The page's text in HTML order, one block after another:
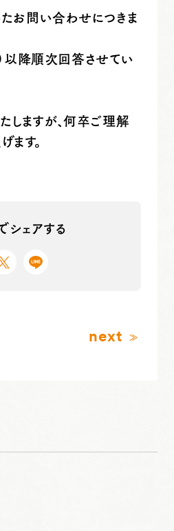
お問い合わせにつきま
以降順次回答させてい
しますが、何卒ご理解
ます。
シェアする
next